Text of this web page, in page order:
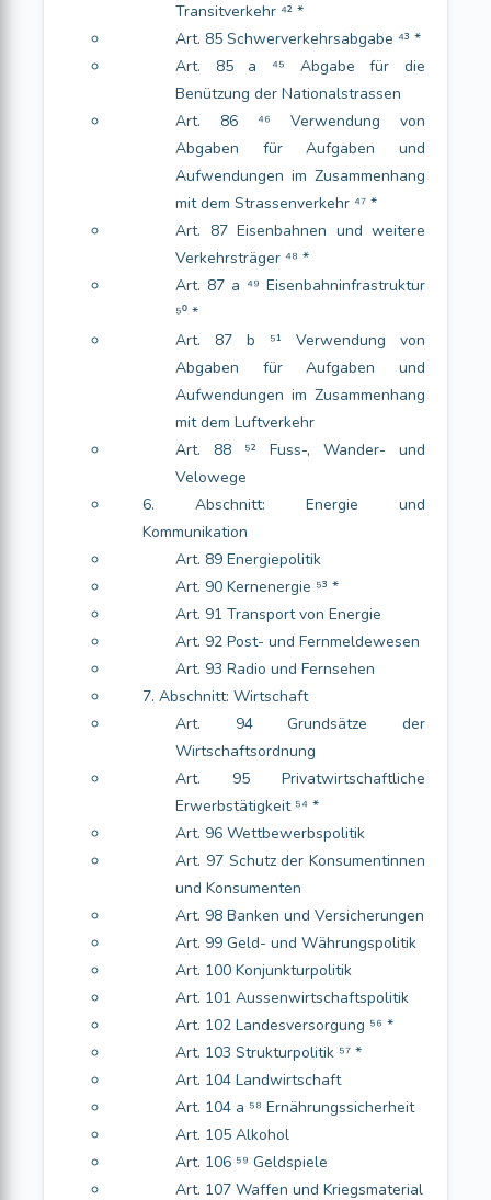
Transitverkehr ⁴² *
Art. 85 Schwerverkehrsabgabe ⁴³ *
Art. 85 a ⁴⁵ Abgabe für die
Benützung der Nationalstrassen
Art. 86 ⁴⁶ Verwendung von
Abgaben für Aufgaben und
Aufwendungen im Zusammenhang
mit dem Strassenverkehr ⁴⁷ *
Art. 87 Eisenbahnen und weitere
Verkehrsträger ⁴⁸ *
Art. 87 a ⁴⁹ Eisenbahninfrastruktur
⁵⁰ *
Art. 87 b ⁵¹ Verwendung von
Abgaben für Aufgaben und
Aufwendungen im Zusammenhang
mit dem Luftverkehr
Art. 88 ⁵² Fuss-, Wander- und
Velowege
6. Abschnitt: Energie und
Kommunikation
Art. 89 Energiepolitik
Art. 90 Kernenergie ⁵³ *
Art. 91 Transport von Energie
Art. 92 Post- und Fernmeldewesen
Art. 93 Radio und Fernsehen
7. Abschnitt: Wirtschaft
Art. 94 Grundsätze der
Wirtschaftsordnung
Art. 95 Privatwirtschaftliche
Erwerbstätigkeit ⁵⁴ *
Art. 96 Wettbewerbspolitik
Art. 97 Schutz der Konsumentinnen
und Konsumenten
Art. 98 Banken und Versicherungen
Art. 99 Geld- und Währungspolitik
Art. 100 Konjunkturpolitik
Art. 101 Aussenwirtschaftspolitik
Art. 102 Landesversorgung ⁵⁶ *
Art. 103 Strukturpolitik ⁵⁷ *
Art. 104 Landwirtschaft
Art. 104 a ⁵⁸ Ernährungssicherheit
Art. 105 Alkohol
Art. 106 ⁵⁹ Geldspiele
Art. 107 Waffen und Kriegsmaterial